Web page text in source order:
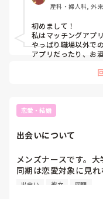
産科・婦人科, 外来
初めまして！
私はマッチングアプ
やっぱり職場以外で
アプリだったり、お
恋愛・結婚
出会いについて
メンズナースです。
同期は恋愛対象に見
合える気がしません
出会い 彼女 同期